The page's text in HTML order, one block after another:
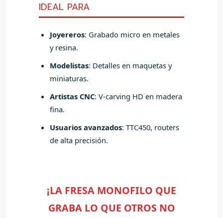
IDEAL PARA
Joyereros: Grabado micro en metales
y resina.
Modelistas: Detalles en maquetas y
miniaturas.
Artistas CNC: V-carving HD en madera
fina.
Usuarios avanzados: TTC450, routers
de alta precisión.
¡LA FRESA MONOFILO QUE
GRABA LO QUE OTROS NO